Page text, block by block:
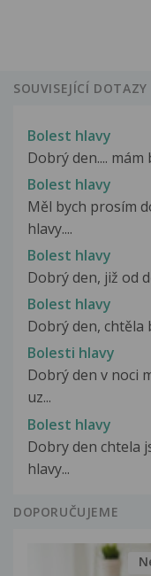
SOUVISEJÍCÍ DOTAZY
Bolest hlavy
Dobrý den....
Bolest hlavy
Měl bych prosím
hlavy....
Bolest hlavy
Dobrý den, již od
Bolest hlavy
Dobrý den, chtěla
Bolesti hlavy
Dobrý den v noci
uz...
Bolest hlavy
Dobry den chtela
hlavy...
DOPORUČUJEME